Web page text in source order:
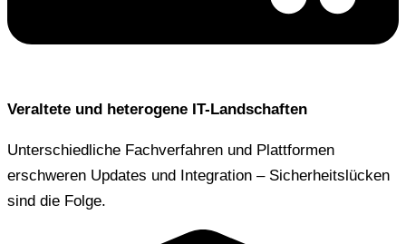
Veraltete und heterogene IT-Landschaften
Unterschiedliche Fachverfahren und Plattformen
erschweren Updates und Integration – Sicherheitslücken
sind die Folge.